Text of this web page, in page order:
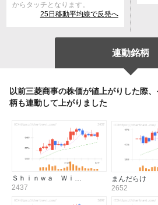
からタッチとなります。
25日移動平均線で反発へ
連動銘柄
以前三菱商事の株価が値上がりした際
柄も連動して上がりました
Ｓｈｉｎｗａ Ｗｉ…
2437
まんだらけ
2652